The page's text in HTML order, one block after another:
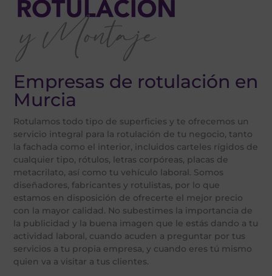
Rotulación y
Montaje
Empresas de rotulación en
Murcia
Rotulamos todo tipo de superficies y te ofrecemos un
servicio integral para la rotulación de tu negocio, tanto
la fachada como el interior, incluidos carteles rígidos de
cualquier tipo, rótulos, letras corpóreas, placas de
metacrilato, así como tu vehículo laboral. Somos
diseñadores, fabricantes y rotulistas, por lo que
estamos en disposición de ofrecerte el mejor precio
con la mayor calidad. No subestimes la importancia de
la publicidad y la buena imagen que le estás dando a tu
actividad laboral, cuando acuden a preguntar por tus
servicios a tu propia empresa, y cuando eres tú mismo
quien va a visitar a tus clientes.